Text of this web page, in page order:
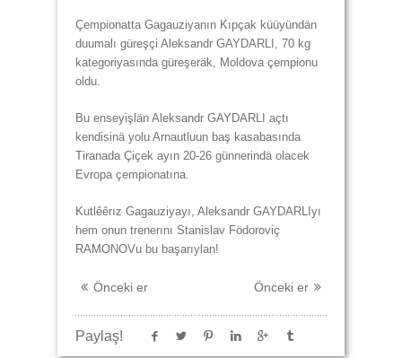
Çempionatta Gagauziyanın Kıpçak küüyündän
duumalı güreşçi Aleksandr GAYDARLI, 70 kg
kategoriyasında güreşeräk, Moldova çempionu
oldu.
Bu enseyişlän Aleksandr GAYDARLI açtı
kendisinä yolu Arnautluun baş kasabasında
Tiranada Çiçek ayın 20-26 günnerindä olacek
Evropa çempionatına.
Kutlêêrız Gagauziyayı, Aleksandr GAYDARLIyı
hem onun trenerını Stanislav Födoroviç
RAMONOVu bu başarıylan!
Önceki er Önceki er
Paylaş!